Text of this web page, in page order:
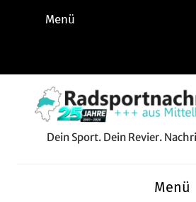
Menü
Dein Sport. Dein Revier.
Menü